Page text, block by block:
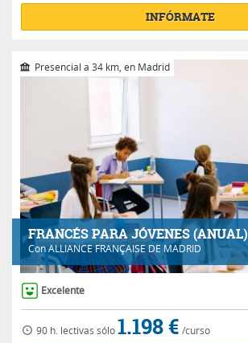
INFÓRMATE
FRANCÉS PARA JÓVENES (ANUAL)
ConALLIANCE FRANÇAISE DE MADRID
Presencial a 34 km, en Madrid
Excelente
90 h. lectivas sólo1.198 € /curso